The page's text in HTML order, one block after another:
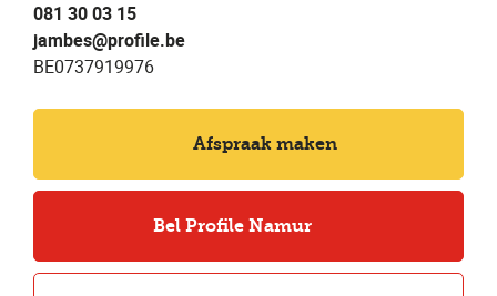
081 30 03 15
jambes@profile.be
BE0737919976
Afspraak maken
Bel Profile Namur